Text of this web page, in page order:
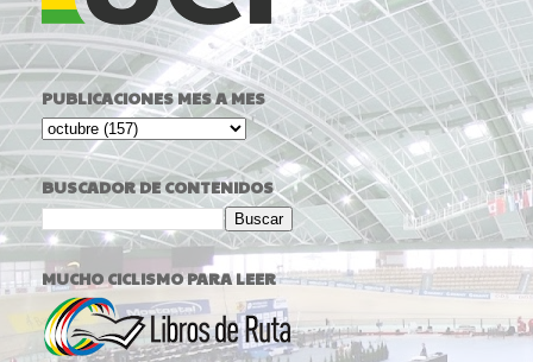
PUBLICACIONES MES A MES
BUSCADOR DE CONTENIDOS
MUCHO CICLISMO PARA LEER